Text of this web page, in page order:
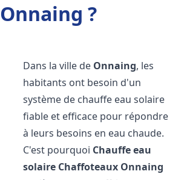
Onnaing ?
Dans la ville de Onnaing, les
habitants ont besoin d'un
système de chauffe eau solaire
fiable et efficace pour répondre
à leurs besoins en eau chaude.
C'est pourquoi Chauffe eau
solaire Chaffoteaux Onnaing